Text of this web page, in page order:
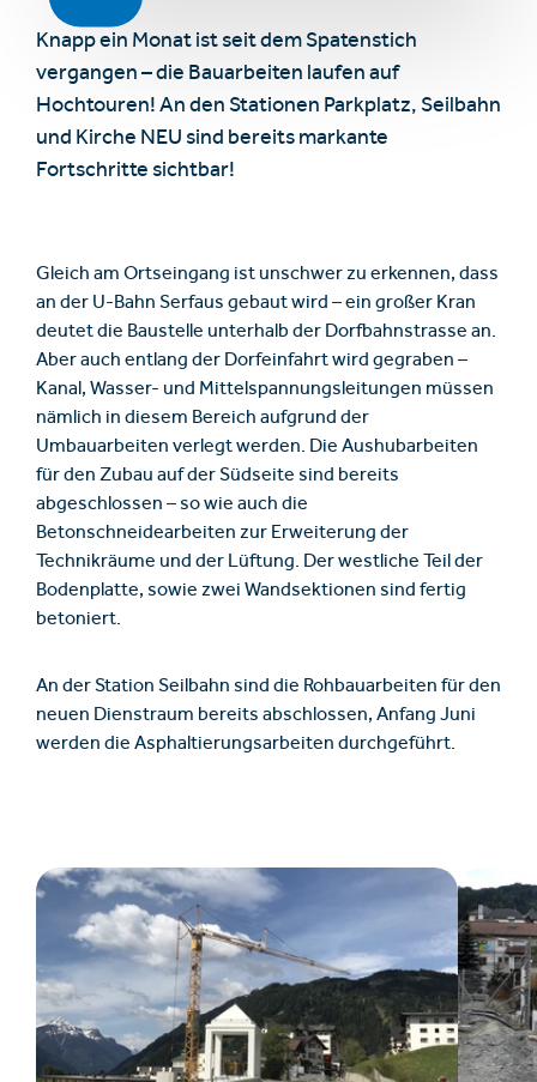
Knapp ein Monat ist seit dem Spatenstich
vergangen – die Bauarbeiten laufen auf
Hochtouren! An den Stationen Parkplatz, Seilbahn
und Kirche NEU sind bereits markante
Fortschritte sichtbar!
Gleich am Ortseingang ist unschwer zu erkennen, dass
an der U-Bahn Serfaus gebaut wird – ein großer Kran
deutet die Baustelle unterhalb der Dorfbahnstrasse an.
Aber auch entlang der Dorfeinfahrt wird gegraben –
Kanal, Wasser- und Mittelspannungsleitungen müssen
nämlich in diesem Bereich aufgrund der
Umbauarbeiten verlegt werden. Die Aushubarbeiten
für den Zubau auf der Südseite sind bereits
abgeschlossen – so wie auch die
Betonschneidearbeiten zur Erweiterung der
Technikräume und der Lüftung. Der westliche Teil der
Bodenplatte, sowie zwei Wandsektionen sind fertig
betoniert.
An der Station Seilbahn sind die Rohbauarbeiten für den
neuen Dienstraum bereits abschlossen, Anfang Juni
werden die Asphaltierungsarbeiten durchgeführt.